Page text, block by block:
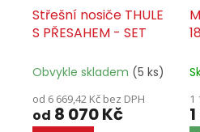
Střešní nosiče THULE
S PŘESAHEM - SET
Obvykle skladem (5 ks)
od 6 669,42 Kč bez DPH
od 8 070 Kč
1